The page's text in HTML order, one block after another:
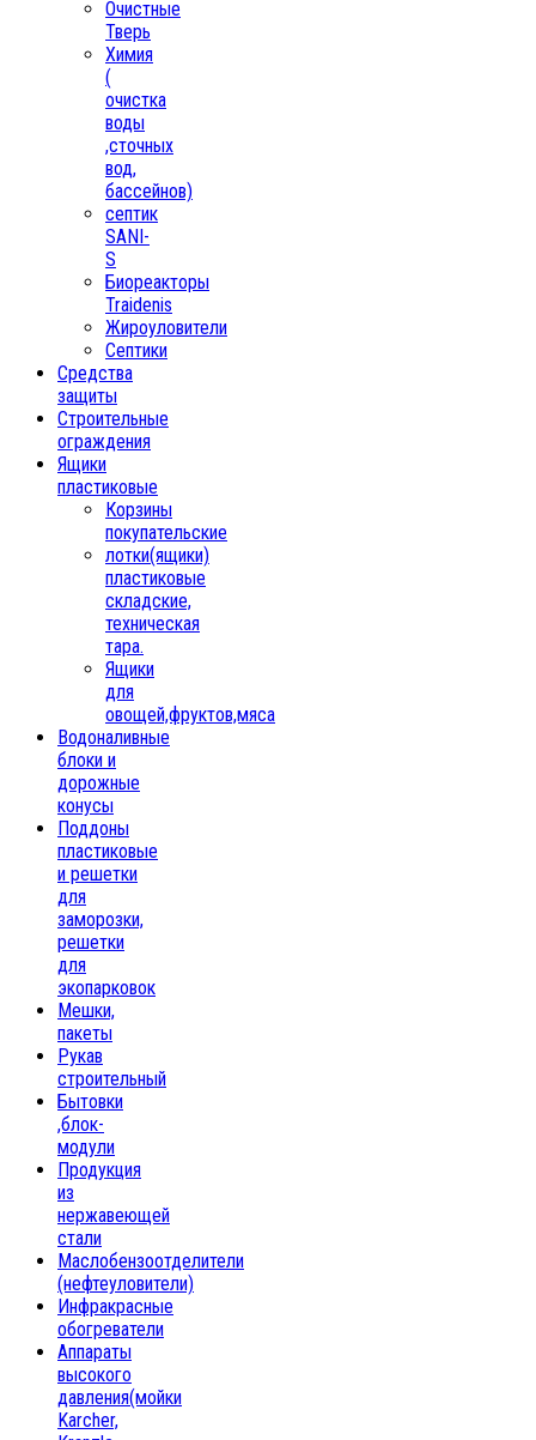
Очистные
Тверь
Химия
(
очистка
воды
,сточных
вод,
бассейнов)
септик
SANI-
S
Биореакторы
Traidenis
Жироуловители
Септики
Средства
защиты
Строительные
ограждения
Ящики
пластиковые
Корзины
покупательские
лотки(ящики)
пластиковые
складские,
техническая
тара.
Ящики
для
овощей,фруктов,мяса
Водоналивные
блоки и
дорожные
конусы
Поддоны
пластиковые
и решетки
для
заморозки,
решетки
для
экопарковок
Мешки,
пакеты
Рукав
строительный
Бытовки
,блок-
модули
Продукция
из
нержавеющей
стали
Маслобензоотделители
(нефтеуловители)
Инфракрасные
обогреватели
Аппараты
высокого
давления(мойки
Karcher,